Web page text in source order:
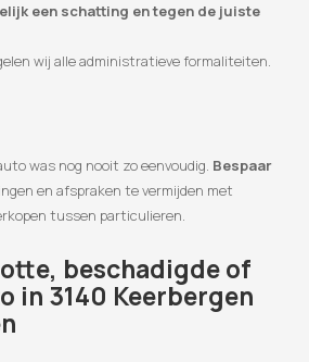
een schatting en tegen de juiste
wij alle administratieve formaliteiten.
was nog nooit zo eenvoudig. Bespaar
en afspraken te vermijden met
tussen particulieren.
beschadigde of
in 3140 Keerbergen